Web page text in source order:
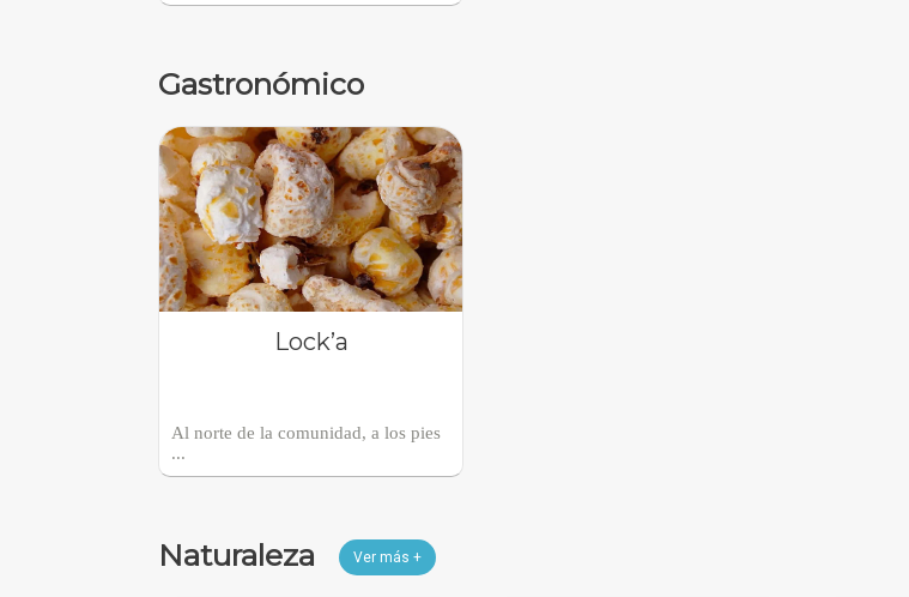
Gastronómico
Lock’a
Al norte de la comunidad, a los pies
...
Naturaleza Ver más +